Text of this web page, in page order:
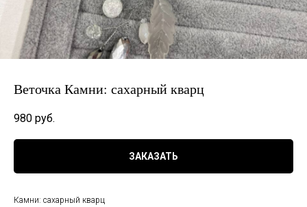
Веточка Камни: сахарный кварц
980 руб.
ЗАКАЗАТЬ
Камни: сахарный кварц